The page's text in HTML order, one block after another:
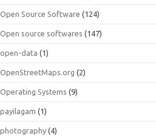
Open Source Software (124)
Open source softwares (147)
open-data (1)
OpenStreetMaps.org (2)
Operating Systems (9)
payilagam (1)
photography (4)